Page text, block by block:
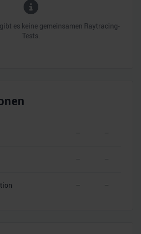
gibt es keine gemeinsamen Raytracing-
Tests.
– –
– –
– –